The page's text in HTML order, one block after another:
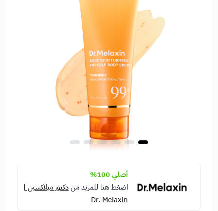
أصلي 100%
اضغط هنا للمزيد مندكتور ميلاكسين |
Dr. Melaxin